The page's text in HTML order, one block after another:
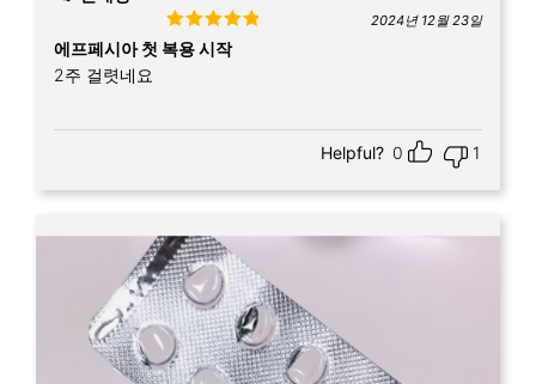
Rated5out
of 5
2024년 12월 23일
에프페시아 첫 복용 시작
2주 걸렷네요
Helpful? 0 1